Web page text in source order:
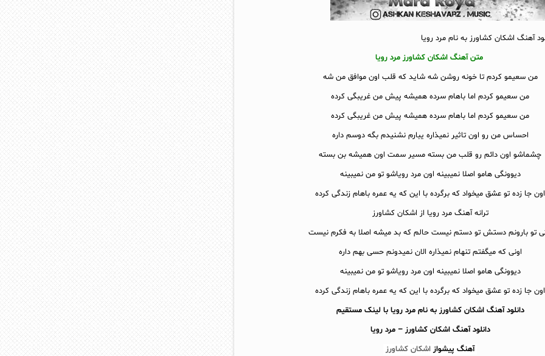
آهنگ اشکان کشاورز به نام مرد رویا
متن آهنگ اشکان کشاورز مرد رویا
من سعیمو کردم تا خونه روشن شه شاید که قلب اون موافق من شه
من سعیمو کردم اما باهام سرده همیشه پیش من غریبگی کرده
من سعیمو کردم اما باهام سرده همیشه پیش من غریبگی کرده
احساس من رو اون تاثیر نمیذاره یبارم نشنیدم بگه دوسم داره
چشماشو اون دائم رو قلب من بسته مسیر سمت اون همیشه بن بسته
دیوونگی هامو اصلا نمیبینه اون مرد رویاشو تو من نمیبینه
اون جا زده تو عشق میخواد که برگرده با این که یه عمره باهام زندگی کرده
ترانه آهنگ مرد رویا از اشکان کشاورز
تو بارونم دستش تو دستم نیست حالم که بد میشه اصلا به فکرم نیست
اونی که میگفتم تنهام نمیذاره الان نمیدونم حسی بهم داره
دیوونگی هامو اصلا نمیبینه اون مرد رویاشو تو من نمیبینه
اون جا زده تو عشق میخواد که برگرده با این که یه عمره باهام زندگی کرده
دانلود آهنگ اشکان کشاورز به نام مرد رویا با لینک مستقیم
دانلود آهنگ اشکان کشاورز – مرد رویا
آهنگ پیشواز اشکان کشاورز